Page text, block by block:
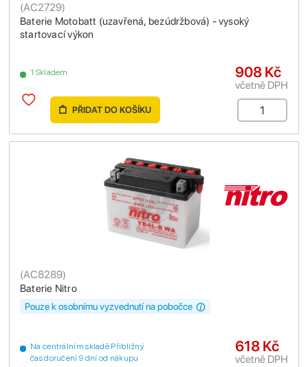
Baterie Motobatt (uzavřená, bezúdržbová) - vysoký
startovací výkon
(AC2729)
1 Skladem 908 Kč
včetně DPH
PŘIDAT DO KOŠÍKU
Baterie Nitro
(AC8289)
Na centrálním skladě Přibližný
čas doručení 9 dní od nákupu
Pouze k osobnímu vyzvednutí na pobočce
618 Kč
včetně DPH